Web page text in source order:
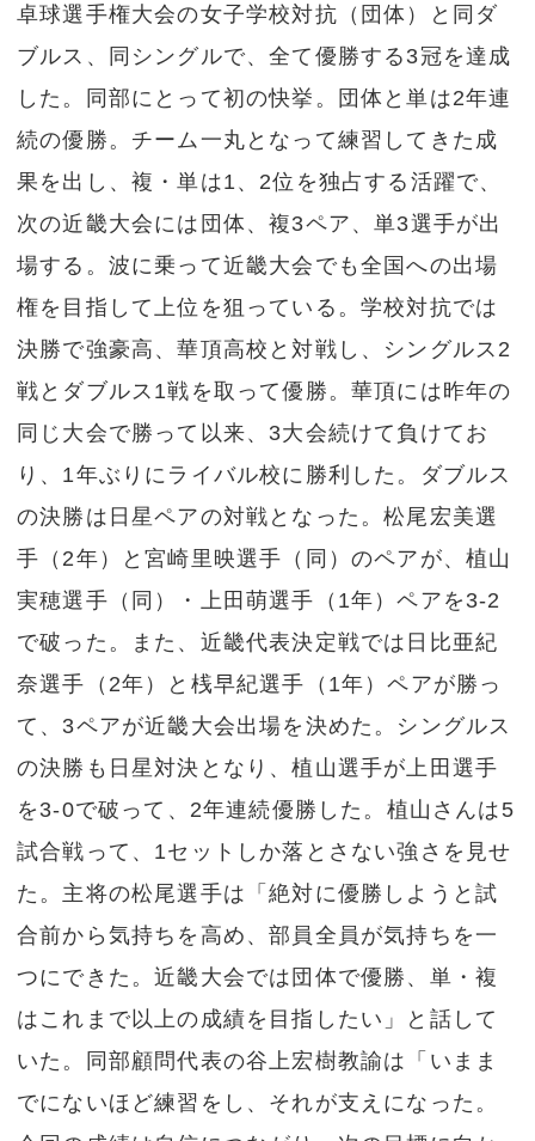
卓球選手権大会の女子学校対抗（団体）と同ダ
ブルス、同シングルで、全て優勝する3冠を達成
した。同部にとって初の快挙。団体と単は2年連
続の優勝。チーム一丸となって練習してきた成
果を出し、複・単は1、2位を独占する活躍で、
次の近畿大会には団体、複3ペア、単3選手が出
場する。波に乗って近畿大会でも全国への出場
権を目指して上位を狙っている。学校対抗では
決勝で強豪高、華頂高校と対戦し、シングルス2
戦とダブルス1戦を取って優勝。華頂には昨年の
同じ大会で勝って以来、3大会続けて負けてお
り、1年ぶりにライバル校に勝利した。ダブルス
の決勝は日星ペアの対戦となった。松尾宏美選
手（2年）と宮崎里映選手（同）のペアが、植山
実穂選手（同）・上田萌選手（1年）ペアを3-2
で破った。また、近畿代表決定戦では日比亜紀
奈選手（2年）と桟早紀選手（1年）ペアが勝っ
て、3ペアが近畿大会出場を決めた。シングルス
の決勝も日星対決となり、植山選手が上田選手
を3-0で破って、2年連続優勝した。植山さんは5
試合戦って、1セットしか落とさない強さを見せ
た。主将の松尾選手は「絶対に優勝しようと試
合前から気持ちを高め、部員全員が気持ちを一
つにできた。近畿大会では団体で優勝、単・複
はこれまで以上の成績を目指したい」と話して
いた。同部顧問代表の谷上宏樹教諭は「いまま
でにないほど練習をし、それが支えになった。